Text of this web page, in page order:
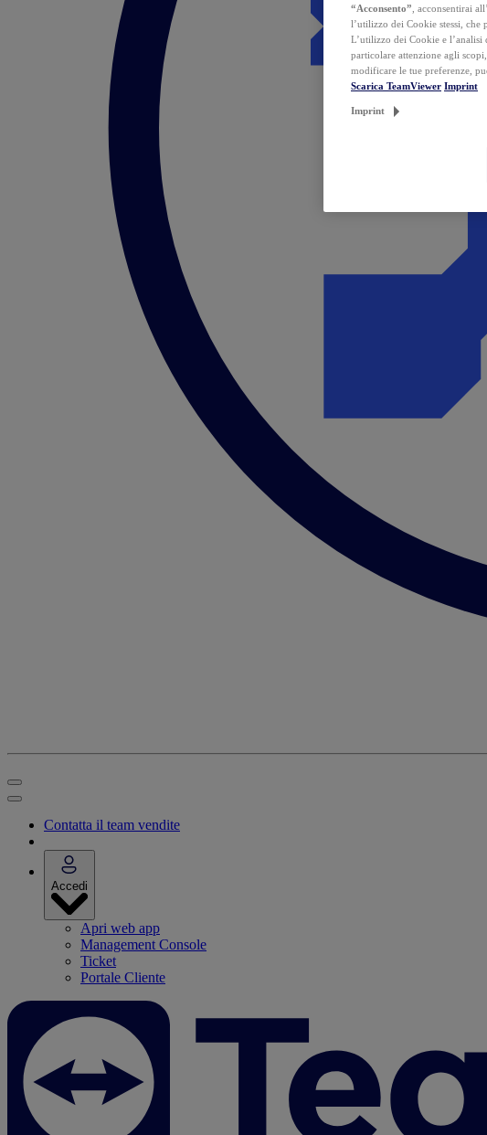
Contatta il team vendite
Accedi
Apri web app
Management Console
Ticket
Portale Cliente
“Acconsento” , acconsentirai
l’utilizzo dei Cookie stessi, che
L’utilizzo dei Cookie e l’analisi
particolare attenzione agli
modificare le tue preferenze,
Scarica TeamViewer Imprint
Imprint